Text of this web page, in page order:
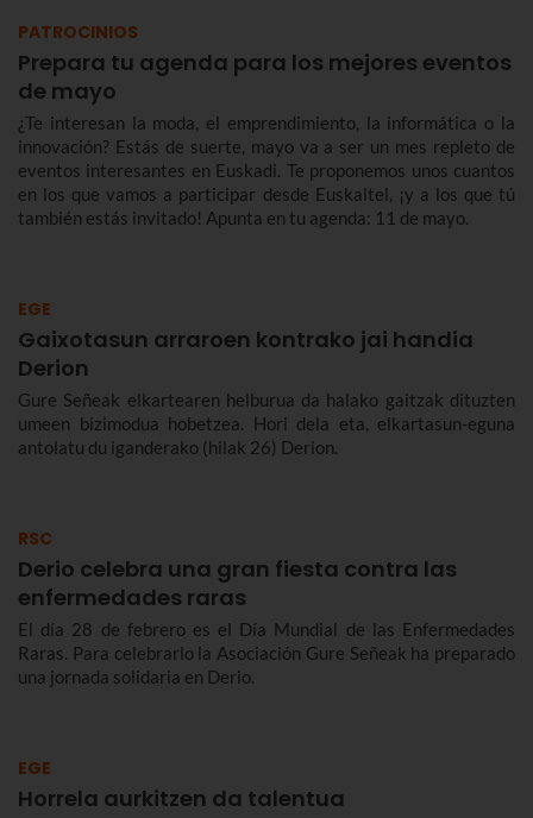
PATROCINIOS
Prepara tu agenda para los mejores eventos
de mayo
¿Te interesan la moda, el emprendimiento, la informática o la
innovación? Estás de suerte, mayo va a ser un mes repleto de
eventos interesantes en Euskadi. Te proponemos unos cuantos
en los que vamos a participar desde Euskaltel, ¡y a los que tú
también estás invitado! Apunta en tu agenda: 11 de mayo.
EGE
Gaixotasun arraroen kontrako jai handia
Derion
Gure Señeak elkartearen helburua da halako gaitzak dituzten
umeen bizimodua hobetzea. Hori dela eta, elkartasun-eguna
antolatu du iganderako (hilak 26) Derion.
RSC
Derio celebra una gran fiesta contra las
enfermedades raras
El día 28 de febrero es el Día Mundial de las Enfermedades
Raras. Para celebrarlo la Asociación Gure Señeak ha preparado
una jornada solidaria en Derio.
EGE
Horrela aurkitzen da talentua